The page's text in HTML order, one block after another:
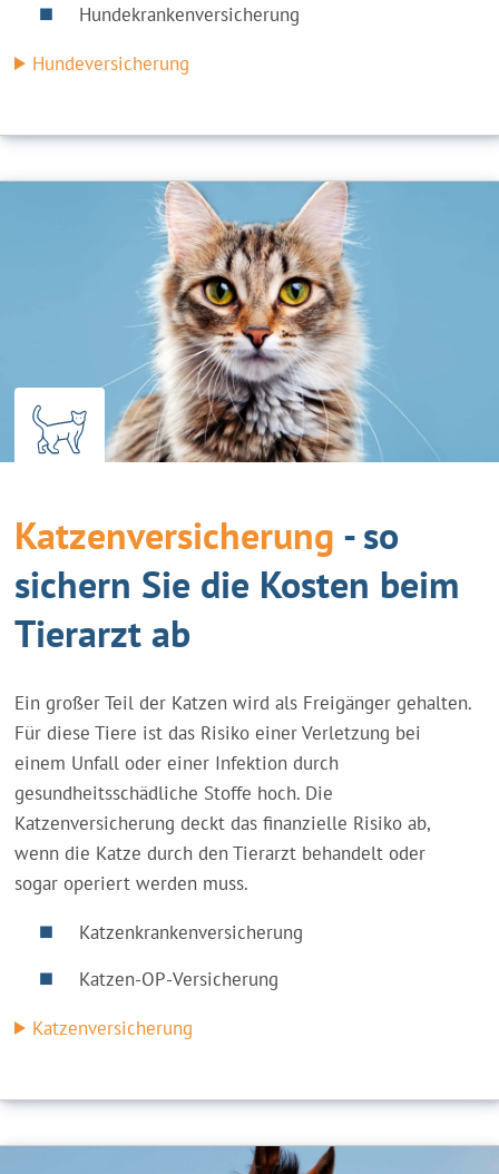
Hundekrankenversicherung
Hundeversicherung
Katzenversicherung - so
sichern Sie die Kosten beim
Tierarzt ab
Ein großer Teil der Katzen wird als Freigänger gehalten.
Für diese Tiere ist das Risiko einer Verletzung bei
einem Unfall oder einer Infektion durch
gesundheitsschädliche Stoffe hoch. Die
Katzenversicherung deckt das finanzielle Risiko ab,
wenn die Katze durch den Tierarzt behandelt oder
sogar operiert werden muss.
Katzenkrankenversicherung
Katzen-OP-Versicherung
Katzenversicherung